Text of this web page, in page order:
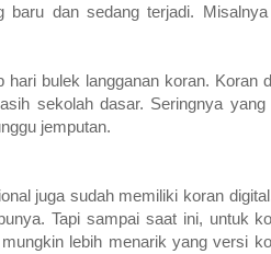
dan sedang terjadi.
bulek langganan koran. Koran
sekolah dasar. Seringnya
jemputan.
juga sudah memiliki koran
Tapi sampai saat ini, untuk
lebih menarik yang versi